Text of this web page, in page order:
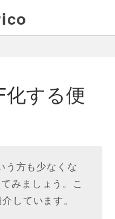
する便
う方も少なくな
みましょう。こ
しています。